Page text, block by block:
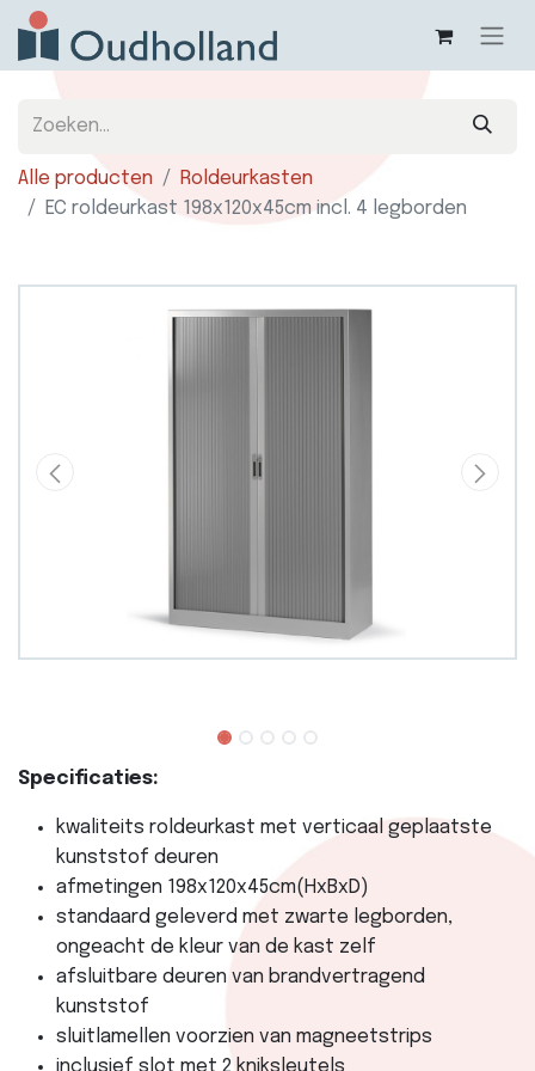
Alle producten
Roldeurkasten
EC roldeurkast 198x120x45cm incl. 4 legborden
Specificaties:
kwaliteits roldeurkast met verticaal geplaatste
kunststof deuren
afmetingen 198x120x45cm(HxBxD)
standaard geleverd met zwarte legborden,
ongeacht de kleur van de kast zelf
afsluitbare deuren van brandvertragend
kunststof
sluitlamellen voorzien van magneetstrips